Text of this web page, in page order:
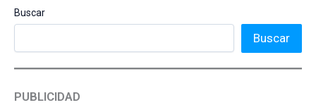
Buscar
Buscar
PUBLICIDAD